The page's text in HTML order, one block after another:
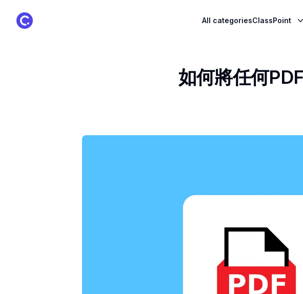
ClassPoint Logo All categoriesClassPoint
如何將任何